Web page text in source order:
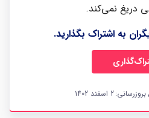
دریغ نمی‌کند.
به اشتراک بگذارید.
2 اسفند 1402